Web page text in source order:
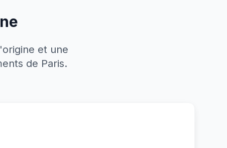
et une
de Paris.